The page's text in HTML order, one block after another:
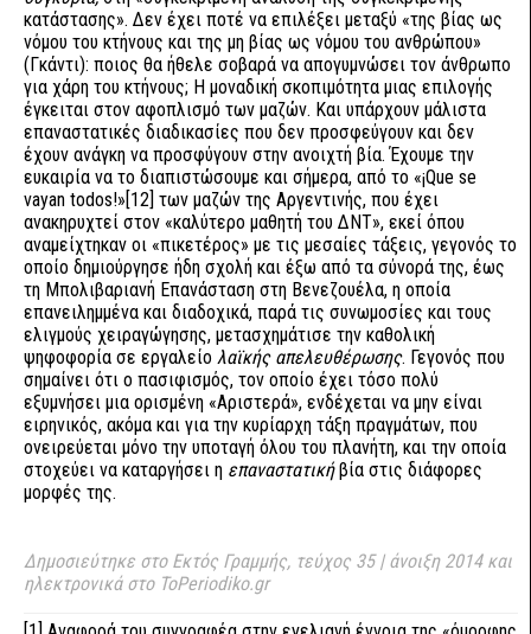
κατάστασης». Δεν έχει ποτέ να επιλέξει μεταξύ «της βίας ως
νόμου του κτήνους και της μη βίας ως νόμου του ανθρώπου»
(Γκάντι): ποιος θα ήθελε σοβαρά να απογυμνώσει τον άνθρωπο
για χάρη του κτήνους; Η μοναδική σκοπιμότητα μιας επιλογής
έγκειται στον αφοπλισμό των μαζών. Και υπάρχουν μάλιστα
επαναστατικές διαδικασίες που δεν προσφεύγουν και δεν
έχουν ανάγκη να προσφύγουν στην ανοιχτή βία. Έχουμε την
ευκαιρία να το διαπιστώσουμε και σήμερα, από το «¡Que se
vayan todos!»[12] των μαζών της Αργεντινής, που έχει
ανακηρυχτεί στον «καλύτερο μαθητή του ΔΝΤ», εκεί όπου
αναμείχτηκαν οι «πικετέρος» με τις μεσαίες τάξεις, γεγονός το
οποίο δημιούργησε ήδη σχολή και έξω από τα σύνορά της, έως
τη Μπολιβαριανή Επανάσταση στη Βενεζουέλα, η οποία
επανειλημμένα και διαδοχικά, παρά τις συνωμοσίες και τους
ελιγμούς χειραγώγησης, μετασχημάτισε την καθολική
ψηφοφορία σε εργαλείο λαϊκής απελευθέρωσης. Γεγονός που
σημαίνει ότι ο πασιφισμός, τον οποίο έχει τόσο πολύ
εξυμνήσει μια ορισμένη «Αριστερά», ενδέχεται να μην είναι
ειρηνικός, ακόμα και για την κυρίαρχη τάξη πραγμάτων, που
ονειρεύεται μόνο την υποταγή όλου του πλανήτη, και την οποία
στοχεύει να καταργήσει η επαναστατικήβία στις διάφορες
μορφές της.
Δημοσιεύτηκε στο Εκτός Γραμμής, τεύχος 35 | άνοιξη 2014 και
ηλεκτρονικά στο ToPeriodiko.gr